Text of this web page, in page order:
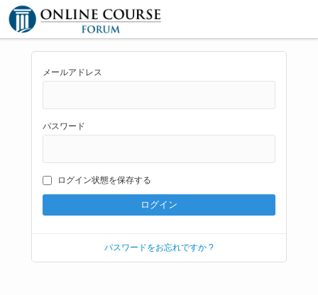
メールアドレス
パスワード
ログイン状態を保存する
パスワードをお忘れですか ?